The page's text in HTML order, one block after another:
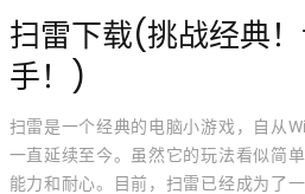
扫雷下载(挑战经典
手！)
扫雷是一个经典的电脑小游戏，自从
一直延续至今。虽然它的玩法看似简
能力和耐心。目前，扫雷已经成为了